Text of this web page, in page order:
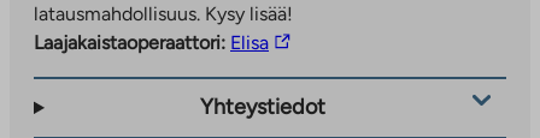
latausmahdollisuus. Kysy lisää!
Laajakaistaoperaattori: ElisaLinkki
ulkopuoliseen
Yhteystiedot